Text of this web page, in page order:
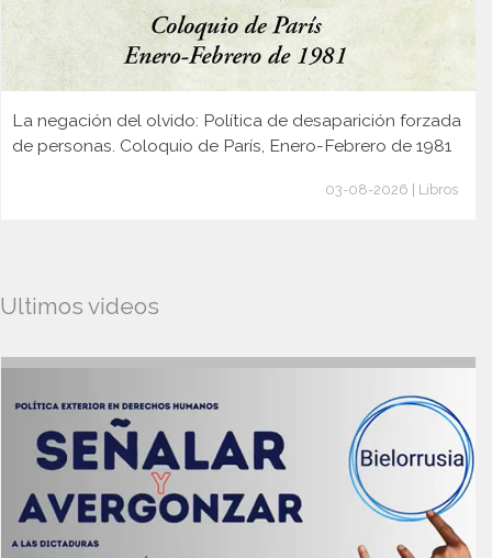
La negación del olvido: Política de desaparición forzada
de personas. Coloquio de París, Enero-Febrero de 1981
03-08-2026 | Libros
Ultimos videos